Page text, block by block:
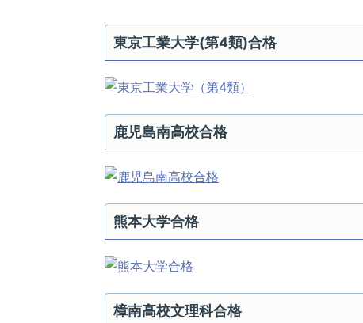
東京工業大学(第4類)合格
鹿児島南高校合格
熊本大学合格
樟南高校文理科合格